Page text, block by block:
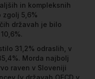
in kompleksnih
5,6%
državah je bilo
31,2% odraslih, v
Morda najbolj
raven v Sloveniji
(v državah OECD v